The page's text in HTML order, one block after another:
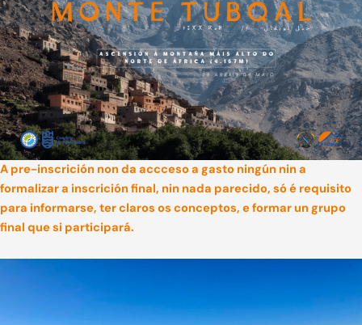
A pre-inscrición non da accceso a gasto ningún nin a
formalizar a inscrición final, nin nada parecido, só é requisito
para informarse, ter claros os conceptos, e formar un grupo
final que si participará.